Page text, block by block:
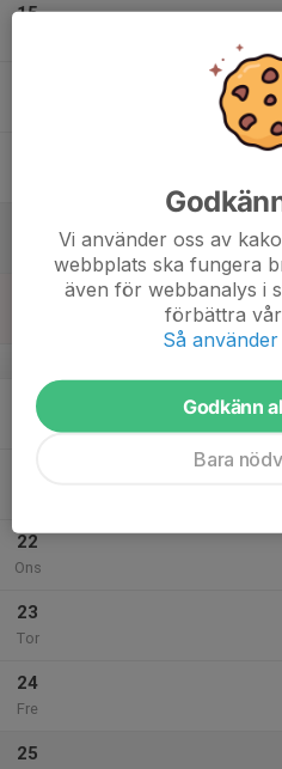
15
20
Mån
22
Ons
23
Tor
24
Fre
25
Vi använder oss av
webbplats ska fungera
även för webbanalys i
förbättra
Så
Godkänn
Bara